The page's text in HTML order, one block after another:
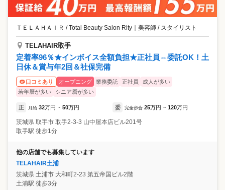
ＴＥＬＡＨＡＩＲ / Total Beauty Salon Rity 美容師 / スタイリスト
TELAHAIR取手
定着率96％★インボイス全額負担★正社員⇔委託OK！土
日休＆賞与年2回＆社保完備
口コミあり オープニング 業務委託 正社員
成人が多い
若年層が多い
シニア層が多い
正 月給 32万円 ~ 50万円 委 完全歩合 25万円 ~ 120万円
茨城県 取手市 取手2-3-3 山中屋本店ビル201号
取手駅 徒歩1分
他の店舗でも募集しています
TELAHAIR土浦
茨城県 土浦市 大和町2-23 第五帝国ビル2階
土浦駅 徒歩3分